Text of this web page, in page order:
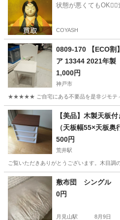
状態が悪くてもOK🙆‍♀️
COYASH
0809-170 【ECO割
ア 13344 2021年製
1,000円
神戸市
★★★★★ ご自宅にある不要品を是非ジモティ
兵庫 神戸市 ベッド SUNDVIK
【美品】木製天板
（天板幅55×天板
ス
500円
荒井駅
ご覧いただきありがとうございます。 ​木目
兵庫 高砂市 荒井駅 収納家具
敷布団 シングル
0円
月見山駅 8月9日